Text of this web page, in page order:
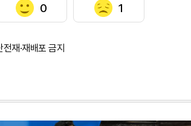
0 1
재·재배포 금지